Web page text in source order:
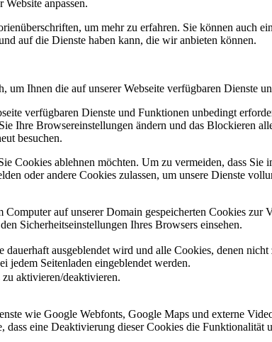
anpassen.
um mehr zu erfahren. Sie können auch
auf die Dienste haben kann, die wir anbieten können.
um Ihnen die auf unserer Webseite verfügbaren Dienste
verfügbaren Dienste und Funktionen unbedingt
Ihre Browsereinstellungen ändern und das Blockieren
besuchen.
Cookies ablehnen möchten. Um zu vermeiden, dass
oder andere Cookies zulassen, um unsere Dienste
auf unserer Domain gespeicherten Cookies
Sicherheitseinstellungen Ihres Browsers einsehen.
ausgeblendet wird und alle Cookies, denen
Seitenladen eingeblendet werden.
aktivieren/deaktivieren.
wie Google Webfonts, Google Maps und externe
dass eine Deaktivierung dieser Cookies die